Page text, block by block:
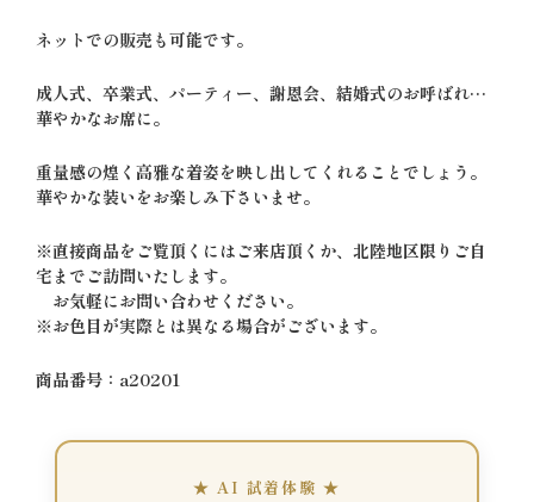
ネットでの販売も可能です。
成人式、卒業式、パーティー、謝恩会、結婚式のお呼ばれ…
華やかなお席に。
重量感の煌く高雅な着姿を映し出してくれることでしょう。
華やかな装いをお楽しみ下さいませ。
※直接商品をご覧頂くにはご来店頂くか、北陸地区限りご自
宅までご訪問いたします。
お気軽にお問い合わせください。
※お色目が実際とは異なる場合がございます。
商品番号：a20201
★ AI 試着体験 ★